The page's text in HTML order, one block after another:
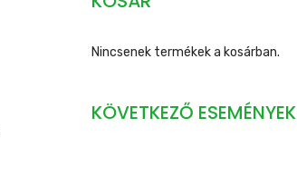
Nincsenek termékek a kosárban.
KÖVETKEZŐ ESEMÉNYEK